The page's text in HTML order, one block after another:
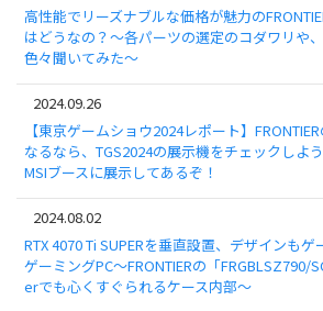
高性能でリーズナブルな価格が魅力の
はどうなの？～各パーツの選定のコダワリや
色々聞いてみた～
2024.09.26
【東京ゲームショウ2024レポート】
なるなら、TGS2024の展示機をチェックしよ
MSIブースに展示してあるぞ！
2024.08.02
RTX 4070 Ti SUPERを垂直設置、デザインも
ゲーミングPC～FRONTIERの「FRGBLSZ790/
erでも心くすぐられるケース内部～